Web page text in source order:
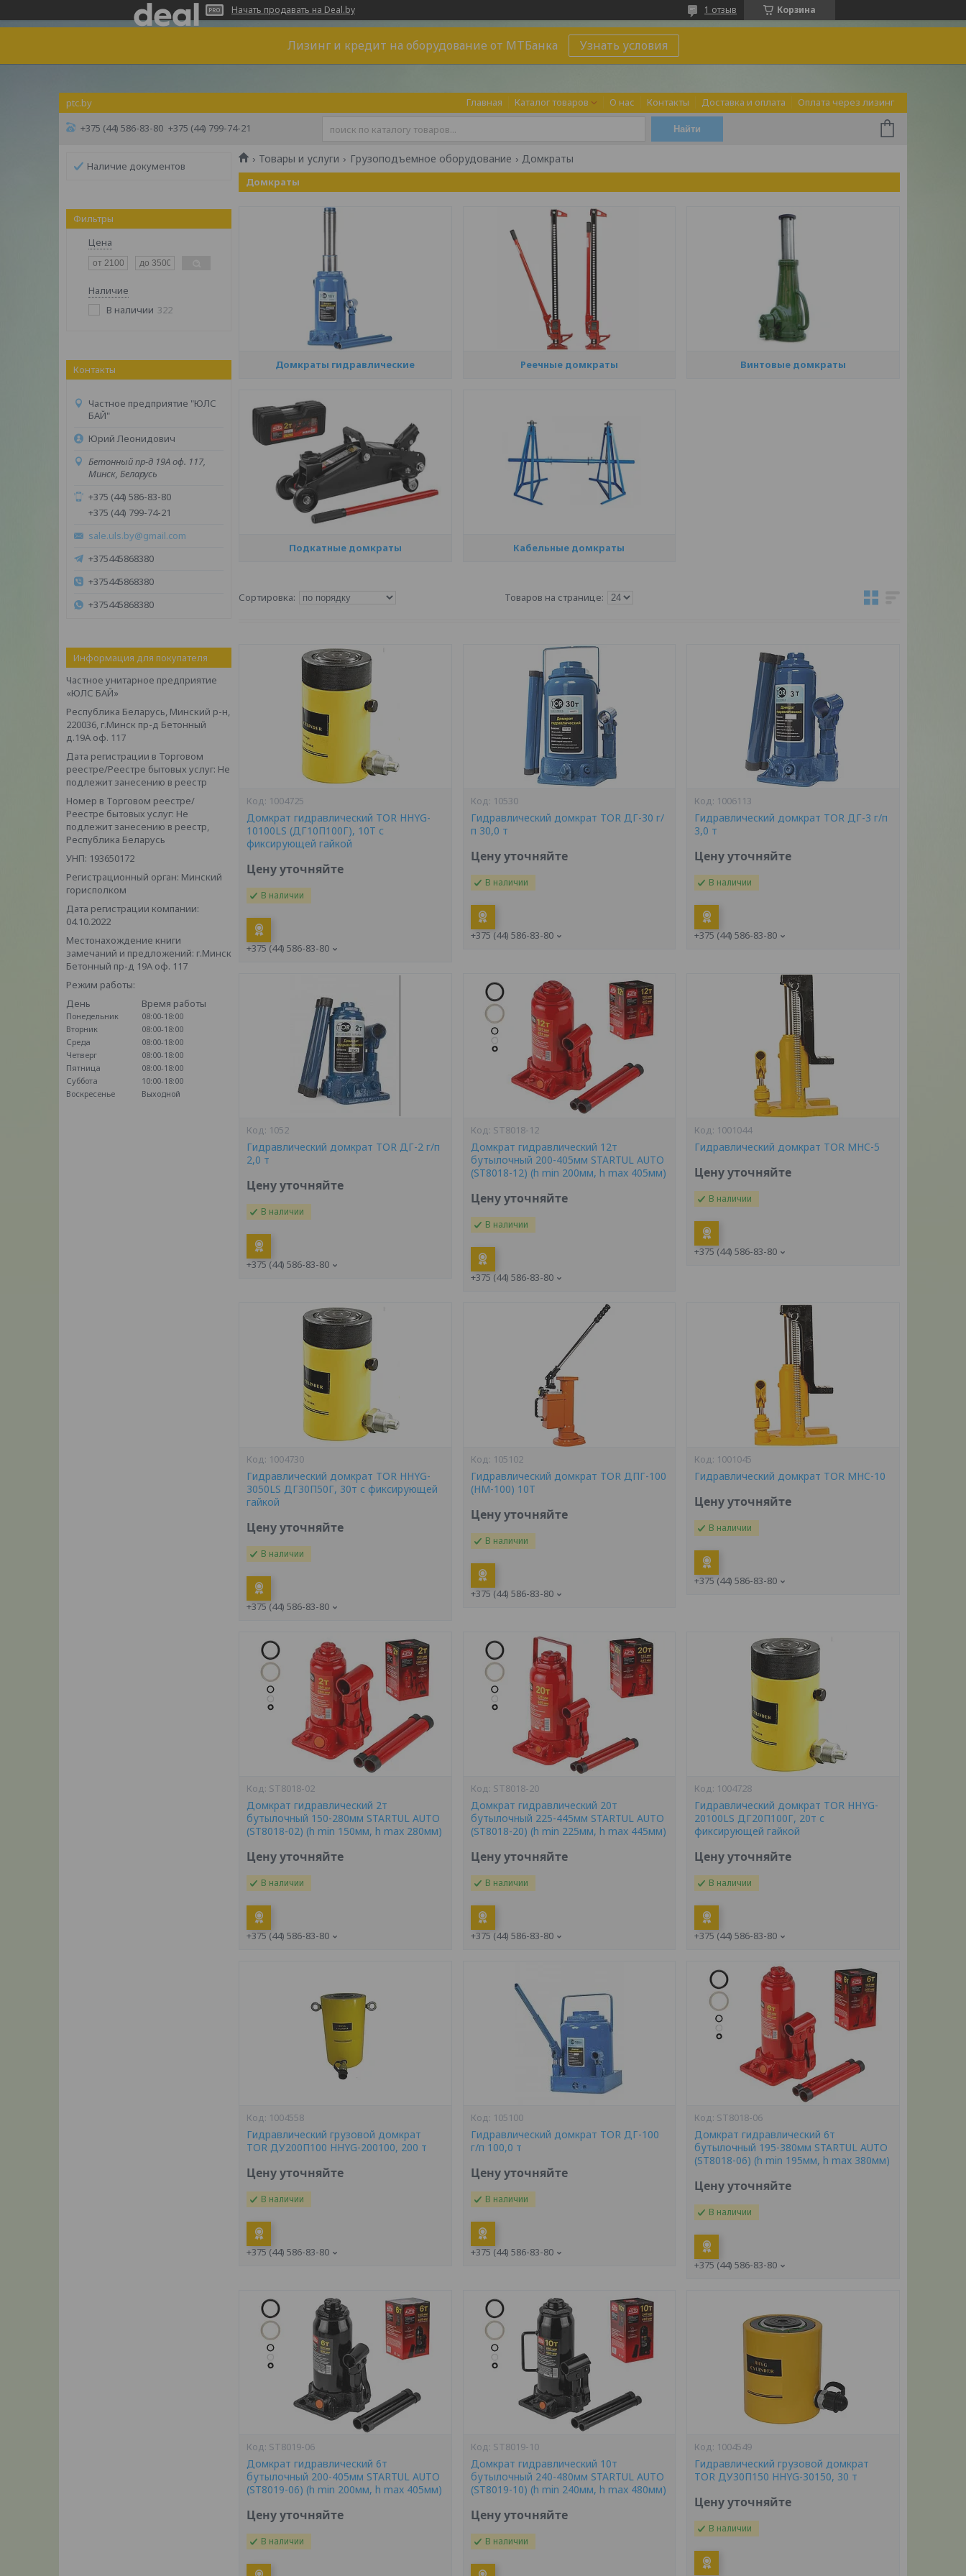
Начать продавать на Deal.by Корзина
1 отзыв
Лизинг и кредит на оборудование от МТБанка Узнать условия
ptc.by Главная Каталог товаров О нас Контакты Доставка и оплата Оплата через лизинг
+375 (44) 586-83-80 +375 (44) 799-74-21 Найти
Наличие документов
Фильтры
Цена
Наличие
В наличии 322
Контакты
Частное предприятие "ЮЛС
БАЙ"
Юрий Леонидович
Бетонный пр-д 19А оф. 117,
Минск, Беларусь
+375 (44) 586-83-80
+375 (44) 799-74-21
sale.uls.by@gmail.com
+375445868380
+375445868380
+375445868380
Информация для покупателя
Частное унитарное предприятие
«ЮЛС БАЙ»
Республика Беларусь, Минский р-н,
220036, г.Минск пр-д Бетонный
д.19А оф. 117
Дата регистрации в Торговом
реестре/Реестре бытовых услуг: Не
подлежит занесению в реестр
Номер в Торговом реестре/
Реестре бытовых услуг: Не
подлежит занесению в реестр,
Республика Беларусь
УНП: 193650172
Регистрационный орган: Минский
горисполком
Дата регистрации компании:
04.10.2022
Местонахождение книги
замечаний и предложений: г.Минск
Бетонный пр-д 19А оф. 117
Режим работы:
День
Время работы
Понедельник
08:00-18:00
Вторник
08:00-18:00
Среда
08:00-18:00
Четверг
08:00-18:00
Пятница
08:00-18:00
Суббота
10:00-18:00
Воскресенье
Выходной
Товары и услуги Грузоподъемное оборудование Домкраты
Домкраты
Домкраты гидравлические Реечные домкраты Винтовые домкраты
Подкатные домкраты Кабельные домкраты
1004725
Домкрат гидравлический TOR HHYG-
10100LS (ДГ10П100Г), 10Т с
фиксирующей гайкой
Цену уточняйте
В наличии
+375 (44) 586-83-80
10530
Гидравлический домкрат TOR ДГ-30 г/
п 30,0 т
Цену уточняйте
В наличии
+375 (44) 586-83-80
1006113
Гидравлический домкрат TOR ДГ-3 г/п
3,0 т
Цену уточняйте
В наличии
+375 (44) 586-83-80
1052
Гидравлический домкрат TOR ДГ-2 г/п
2,0 т
Цену уточняйте
В наличии
+375 (44) 586-83-80
ST8018-12
Домкрат гидравлический 12т
бутылочный 200-405мм STARTUL AUTO
(ST8018-12) (h min 200мм, h max 405мм)
Цену уточняйте
В наличии
+375 (44) 586-83-80
1001044
Гидравлический домкрат TOR MHC-5
Цену уточняйте
В наличии
+375 (44) 586-83-80
1004730
Гидравлический домкрат TOR HHYG-
3050LS ДГ30П50Г, 30т с фиксирующей
гайкой
Цену уточняйте
В наличии
+375 (44) 586-83-80
105102
Гидравлический домкрат TOR ДПГ-100
(HM-100) 10T
Цену уточняйте
В наличии
+375 (44) 586-83-80
1001045
Гидравлический домкрат TOR MHC-10
Цену уточняйте
В наличии
+375 (44) 586-83-80
ST8018-02
Домкрат гидравлический 2т
бутылочный 150-280мм STARTUL AUTO
(ST8018-02) (h min 150мм, h max 280мм)
Цену уточняйте
В наличии
+375 (44) 586-83-80
ST8018-20
Домкрат гидравлический 20т
бутылочный 225-445мм STARTUL AUTO
(ST8018-20) (h min 225мм, h max 445мм)
Цену уточняйте
В наличии
+375 (44) 586-83-80
1004728
Гидравлический домкрат TOR HHYG-
20100LS ДГ20П100Г, 20т с
фиксирующей гайкой
Цену уточняйте
В наличии
+375 (44) 586-83-80
1004558
Гидравлический грузовой домкрат
TOR ДУ200П100 HHYG-200100, 200 т
Цену уточняйте
В наличии
+375 (44) 586-83-80
105100
Гидравлический домкрат TOR ДГ-100
г/п 100,0 т
Цену уточняйте
В наличии
+375 (44) 586-83-80
ST8018-06
Домкрат гидравлический 6т
бутылочный 195-380мм STARTUL AUTO
(ST8018-06) (h min 195мм, h max 380мм)
Цену уточняйте
В наличии
+375 (44) 586-83-80
ST8019-06
Домкрат гидравлический 6т
бутылочный 200-405мм STARTUL AUTO
(ST8019-06) (h min 200мм, h max 405мм)
Цену уточняйте
В наличии
ST8019-10
Домкрат гидравлический 10т
бутылочный 240-480мм STARTUL AUTO
(ST8019-10) (h min 240мм, h max 480мм)
Цену уточняйте
В наличии
1004549
Гидравлический грузовой домкрат
TOR ДУ30П150 HHYG-30150, 30 т
Цену уточняйте
В наличии